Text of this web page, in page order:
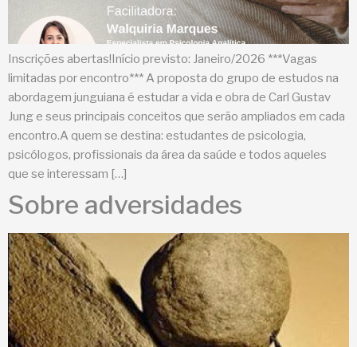
Inscrições abertas!Início previsto: Janeiro/2026 ***Vagas
limitadas por encontro*** A proposta do grupo de estudos na
abordagem junguiana é estudar a vida e obra de Carl Gustav
Jung e seus principais conceitos que serão ampliados em cada
encontro.A quem se destina: estudantes de psicologia,
psicólogos, profissionais da área da saúde e todos aqueles
que se interessam […]
Sobre adversidades